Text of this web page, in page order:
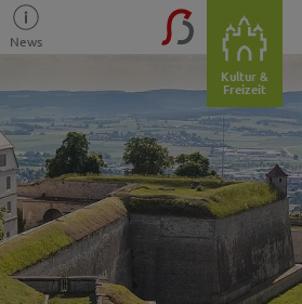
News
Kultur &
Freizeit